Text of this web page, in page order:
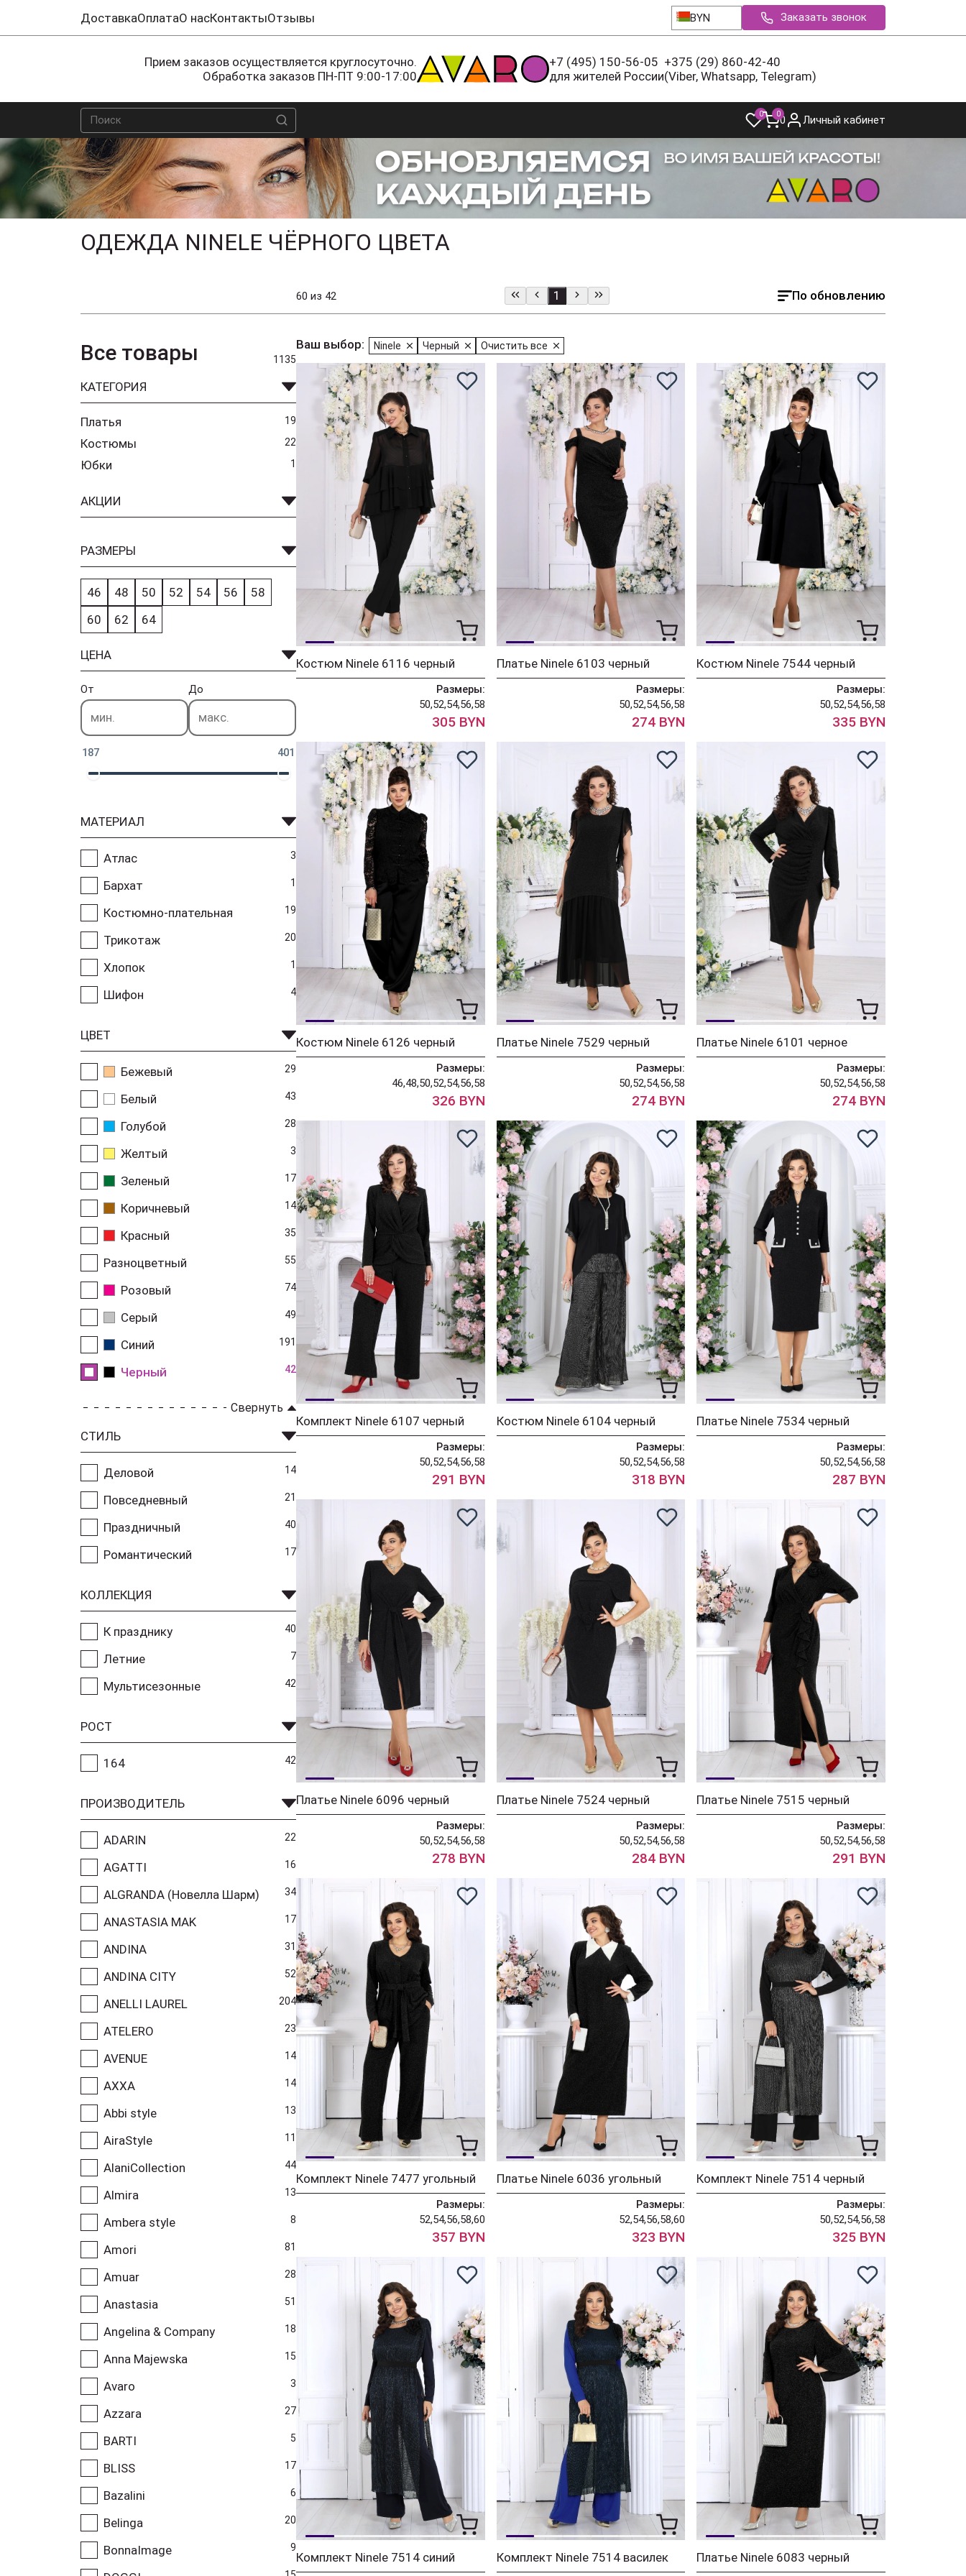
ДоставкаОплатаО насКонтактыОтзывы BYN Заказать звонок
Прием заказов осуществляется круглосуточно.
Обработка заказов ПН-ПТ 9:00-17:00
+7 (495) 150-56-05
для жителей России
+375 (29) 860-42-40
(Viber, Whatsapp, Telegram)
0 00 Личный кабинет
ОДЕЖДА NINELE ЧЁРНОГО ЦВЕТА
60 из 42 По обновлению
1
Все товары 1135
КАТЕГОРИЯ
Платья 19
Костюмы 22
Юбки 1
АКЦИИ
РАЗМЕРЫ
46 48 50 52 54 56
58
60
62 64
ЦЕНА
От До
187 401
МАТЕРИАЛ
Атлас 3
Бархат 1
Костюмно-плательная 19
Трикотаж 20
Хлопок 1
Шифон 4
ЦВЕТ
Бежевый 29
Белый 43
Голубой 28
Желтый 3
Зеленый 17
Коричневый 14
Красный 35
Разноцветный 55
Розовый 74
Серый 49
Синий 191
Черный 42
Свернуть
СТИЛЬ
Деловой 14
Повседневный 21
Праздничный 40
Романтический 17
КОЛЛЕКЦИЯ
К празднику 40
Летние 7
Мультисезонные 42
РОСТ
164 42
ПРОИЗВОДИТЕЛЬ
ADARIN 22
AGATTI 16
ALGRANDA (Новелла Шарм) 34
ANASTASIA MAK 17
ANDINA 31
ANDINA CITY 52
ANELLI LAUREL 204
ATELERO 23
AVENUE 14
AXXA 14
Abbi style 13
AiraStyle 11
AlaniCollection 44
Almira 13
Ambera style 8
Amori 81
Amuar 28
Anastasia 51
Angelina & Company 18
Anna Majewska 15
Avaro 3
Azzara 27
BARTI 5
BLISS 17
Bazalini 6
Belinga 20
BonnaImage 9
Ваш выбор: Ninele Черный Очистить все
Костюм Ninele 6116 черный
Размеры:
50,52,54,56,58
305 BYN
Платье Ninele 6103 черный
Размеры:
50,52,54,56,58
274 BYN
Костюм Ninele 7544 черный
Размеры:
50,52,54,56,58
335 BYN
Костюм Ninele 6126 черный
Размеры:
46,48,50,52,54,56,58
326 BYN
Платье Ninele 7529 черный
Размеры:
50,52,54,56,58
274 BYN
Платье Ninele 6101 черное
Размеры:
50,52,54,56,58
274 BYN
Комплект Ninele 6107 черный
Размеры:
50,52,54,56,58
291 BYN
Костюм Ninele 6104 черный
Размеры:
50,52,54,56,58
318 BYN
Платье Ninele 7534 черный
Размеры:
50,52,54,56,58
287 BYN
Платье Ninele 6096 черный
Размеры:
50,52,54,56,58
278 BYN
Платье Ninele 7524 черный
Размеры:
50,52,54,56,58
284 BYN
Платье Ninele 7515 черный
Размеры:
50,52,54,56,58
291 BYN
Комплект Ninele 7477 угольный
Размеры:
52,54,56,58,60
357 BYN
Платье Ninele 6036 угольный
Размеры:
52,54,56,58,60
323 BYN
Комплект Ninele 7514 черный
Размеры:
50,52,54,56,58
325 BYN
Комплект Ninele 7514 синий Комплект Ninele 7514 василек Платье Ninele 6083 черный